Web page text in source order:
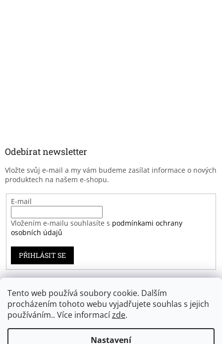
Tento web používá soubory cookie. Dalším
procházením tohoto webu vyjadřujete souhlas s jejich
používáním.. Více informacízde.
Nastavení
Odebírat newsletter
Vložte svůj e-mail a my vám budeme zasílat informace o nových
produktech na našem e-shopu.
E-mail
Vložením e-mailu souhlasíte s podmínkami ochrany
osobních údajů
PŘIHLÁSIT SE
Záruka spokojenosti